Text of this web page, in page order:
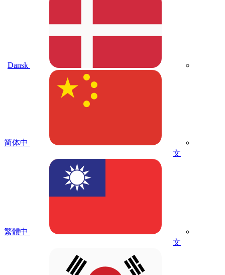
Dansk
简体中
文
繁體中
文